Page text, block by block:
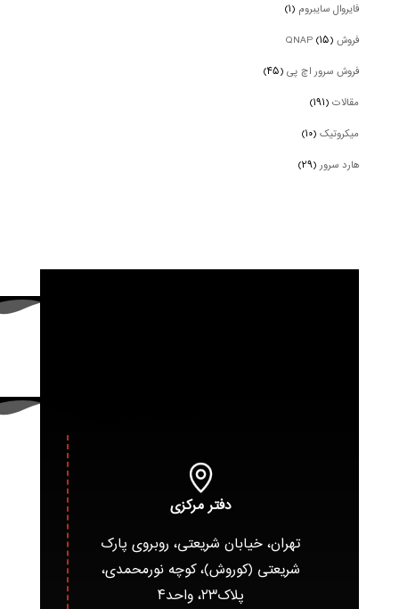
فایروال سایبروم (۱)
فروش QNAP (۱۵)
فروش سرور اچ پی(۴۵)
مقالات(۱۹۱)
میکروتیک(۱۰)
هارد سرور(۲۹)
دفتر مرکزی
تهران، خیابان شریعتی، روبروی پارک
شریعتی (کوروش)، کوچه نورمحمدی،
پلاک۲۳، واحد۴